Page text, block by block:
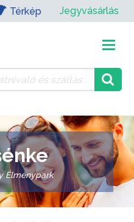
Térkép Jegyvásárlás
Élménypark